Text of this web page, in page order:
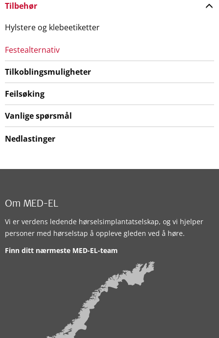
Tilbehør
Hylstere og klebeetiketter
Festealternativ
Tilkoblingsmuligheter
Feilsøking
Vanlige spørsmål
Nedlastinger
Om MED-EL
Vi er verdens ledende hørselsimplantatselskap, og vi hjelper
personer med hørselstap å oppleve gleden ved å høre.
Finn ditt nærmeste MED-EL-team